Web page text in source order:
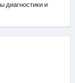
диагностики и